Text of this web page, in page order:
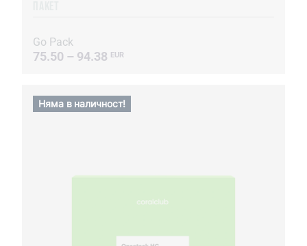
Go Pack
75.50 – 94.38 EUR
Няма в наличност!